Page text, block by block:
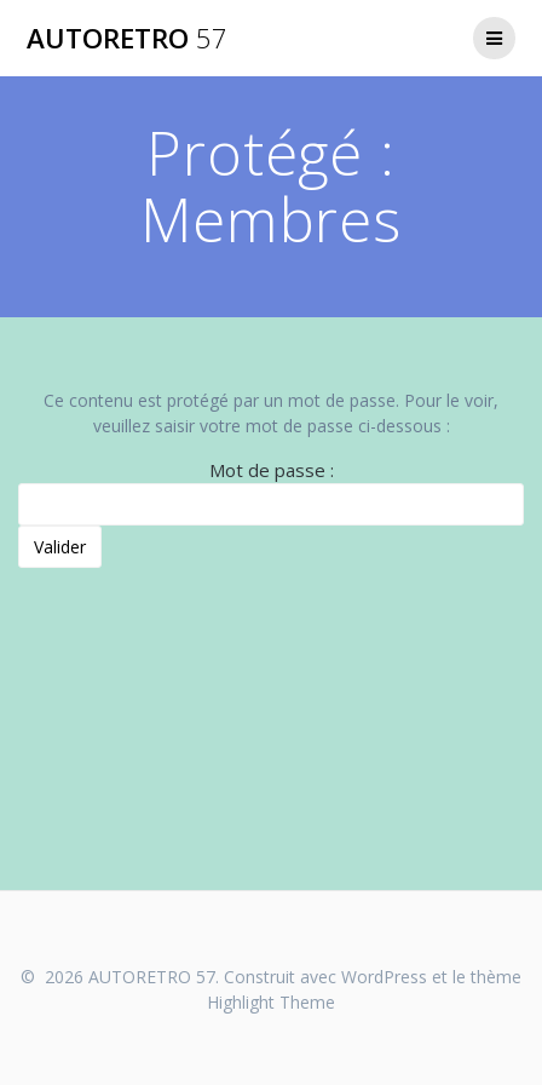
AUTORETRO 57
Protégé :
Membres
Ce contenu est protégé par un mot de passe. Pour le voir,
veuillez saisir votre mot de passe ci-dessous :
Mot de passe :
© 2026 AUTORETRO 57. Construit avec WordPress et le thème
Highlight Theme